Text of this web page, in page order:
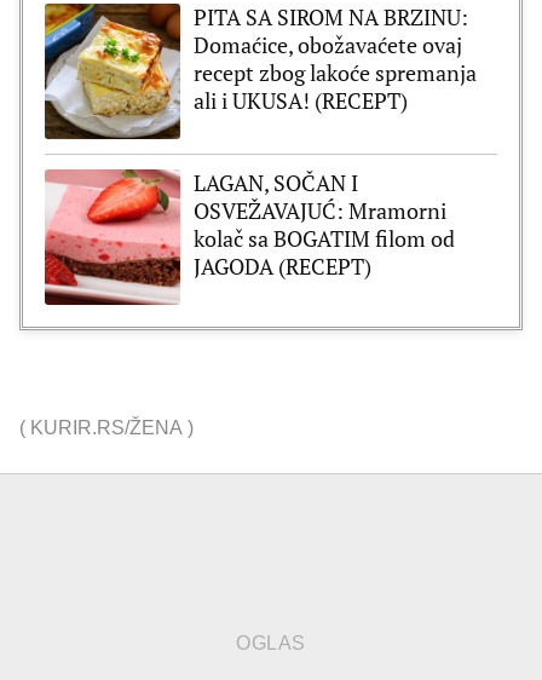
PITA SA SIROM NA BRZINU:
Domaćice, obožavaćete ovaj
recept zbog lakoće spremanja
ali i UKUSA! (RECEPT)
LAGAN, SOČAN I
OSVEŽAVAJUĆ: Mramorni
kolač sa BOGATIM filom od
JAGODA (RECEPT)
( KURIR.RS/ŽENA )